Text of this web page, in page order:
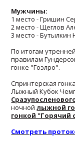
Мужчины:
1 место - Гришин
2 место - Щеглов
3 место - Бутылкин
По итогам утренней
правилам
гонке "Гоэлро".
Спринтерская
Лыжный Кубок
ночнойлыжной
гонкой "Горячий
Смотреть